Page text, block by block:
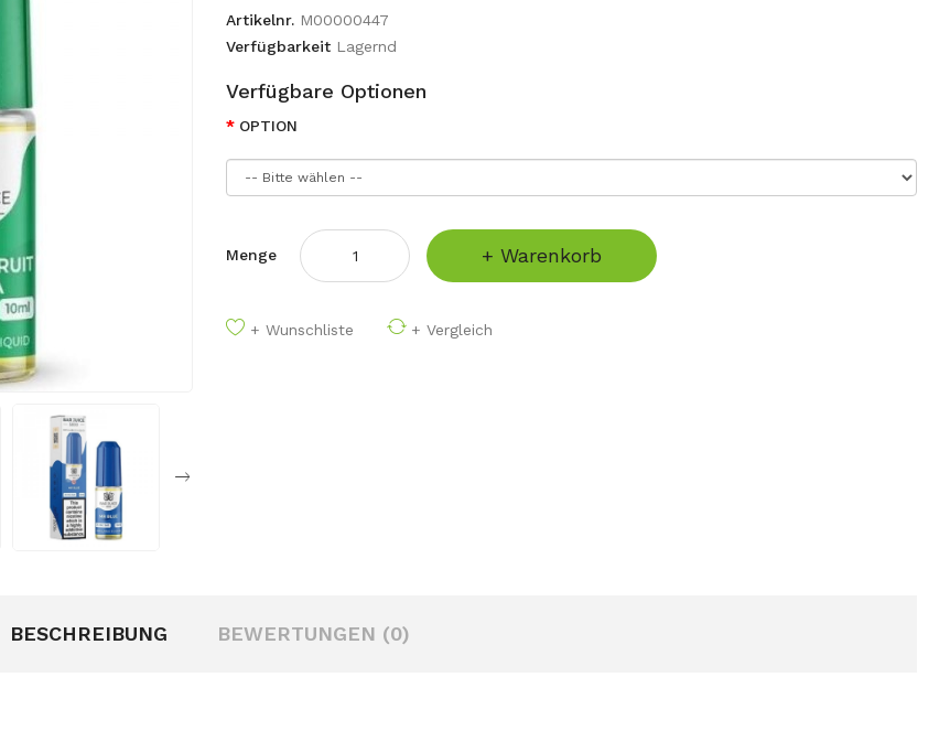
Artikelnr. M00000447
Verfügbarkeit Lagernd
Verfügbare Optionen
OPTION
Menge + Warenkorb
+ Wunschliste + Vergleich
BESCHREIBUNG BEWERTUNGEN (0)